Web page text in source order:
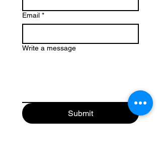
Email *
Write a message
Submit